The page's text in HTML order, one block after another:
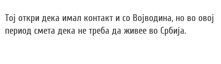
Тој откри дека имал контакт и со Војводина, но во овој
период смета дека не треба да живее во Србија.